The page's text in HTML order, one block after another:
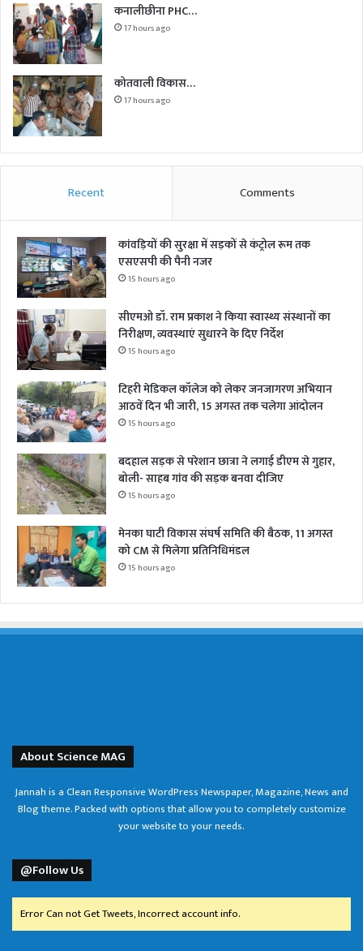
कनालीछीना PHC…
17 hours ago
कोतवाली विकास…
17 hours ago
Recent Comments
कांवड़ियों की सुरक्षा में सड़कों से कंट्रोल रूम तक
एसएसपी की पैनी नजर
15 hours ago
सीएमओ डॉ. राम प्रकाश ने किया स्वास्थ्य संस्थानों का
निरीक्षण, व्यवस्थाएं सुधारने के दिए निर्देश
15 hours ago
टिहरी मेडिकल कॉलेज को लेकर जनजागरण अभियान
आठवें दिन भी जारी, 15 अगस्त तक चलेगा आंदोलन
15 hours ago
बदहाल सड़क से परेशान छात्रा ने लगाई डीएम से गुहार,
बोली- साहब गांव की सड़क बनवा दीजिए
15 hours ago
मेनका घाटी विकास संघर्ष समिति की बैठक, 11 अगस्त
को CM से मिलेगा प्रतिनिधिमंडल
15 hours ago
About Science MAG
Jannah is a Clean Responsive WordPress Newspaper, Magazine, News and
Blog theme. Packed with options that allow you to completely customize
your website to your needs.
@Follow Us
Error Can not Get Tweets, Incorrect account info.